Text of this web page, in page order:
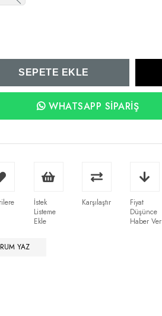
WHATSAPP SIPARIŞ
İstek
Listeme
Ekle
Karşılaştır
Fiyat
Düşünce
Haber Ver
YAZ